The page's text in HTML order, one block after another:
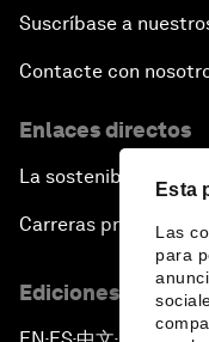
Esta
Las
para
Suscríbase a
Contacte con
Enlaces directos
La sostenibilidad en
Carreras
Ediciones en
▪ ▪ ▪